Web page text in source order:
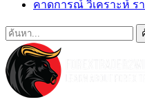
คาดการณ์ วิเคราะห์ ร